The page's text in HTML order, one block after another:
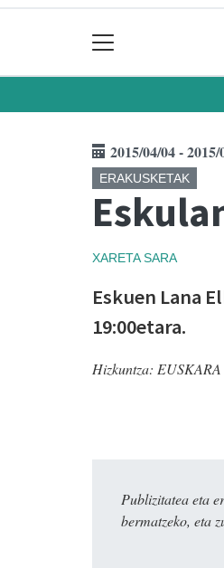
2015/04/04 - 2015/
ERAKUSKETAK
XARETA SARA
Eskuen Lana
19:00etara.
Hizkuntza: EUSKARA
Publizitatea eta
bermatzeko, eta